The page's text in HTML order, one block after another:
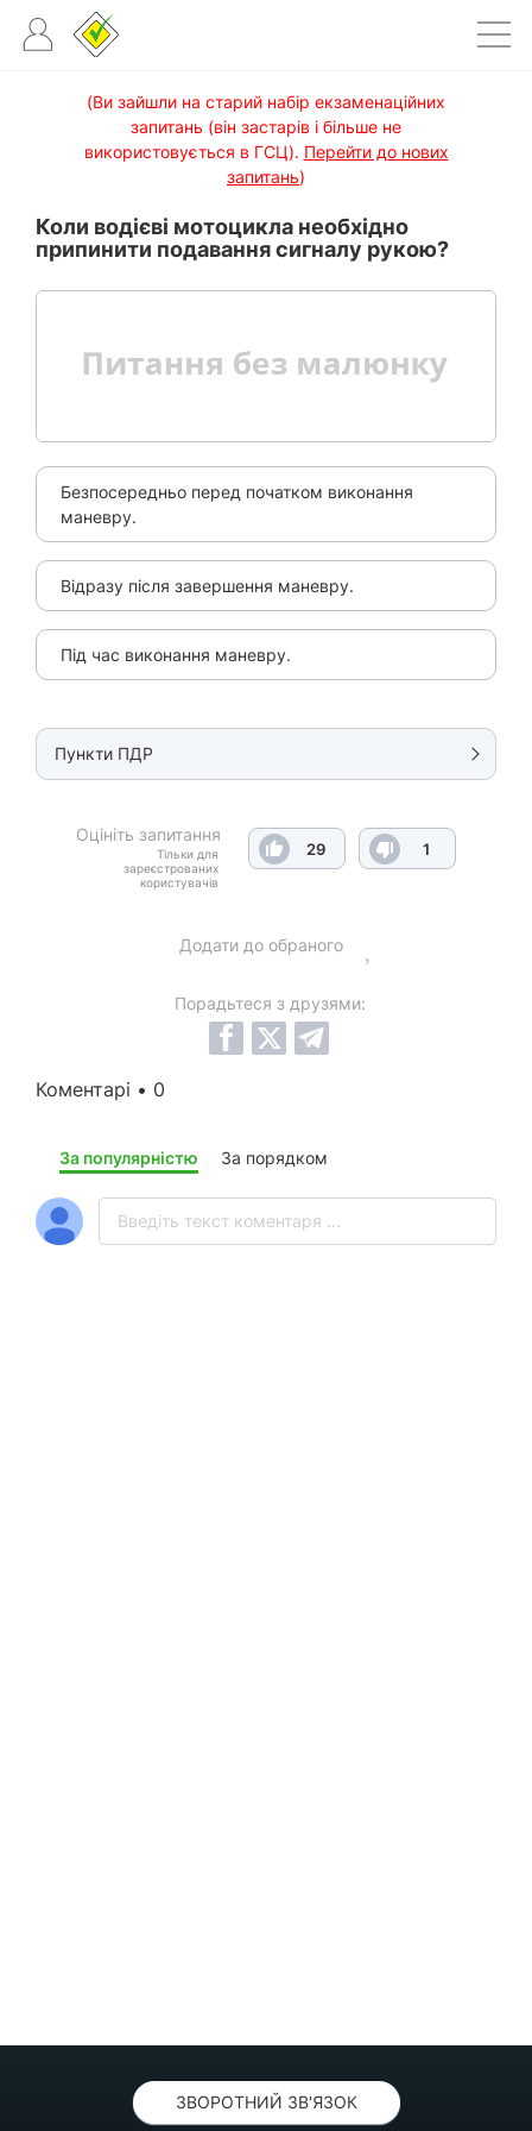
(Ви зайшли на старий набір екзаменаційних
запитань (він застарів і більше не
використовується в ГСЦ). Перейти до нових
запитань)
Коли водієві мотоцикла необхідно
припинити подавання сигналу рукою?
Безпосередньо перед початком виконання
маневру.
Відразу після завершення маневру.
Під час виконання маневру.
Пункти ПДР
Оцініть запитання
Тільки для
зареєстрованих
користувачів
29 1
Додати до обраного
Порадьтеся з друзями:
Коментарі • 0
За популярністю За порядком
ЗВОРОТНИЙ ЗВ'ЯЗОК